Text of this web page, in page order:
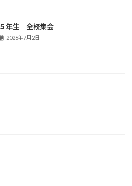
５年生 全校集会
2026年7月2日